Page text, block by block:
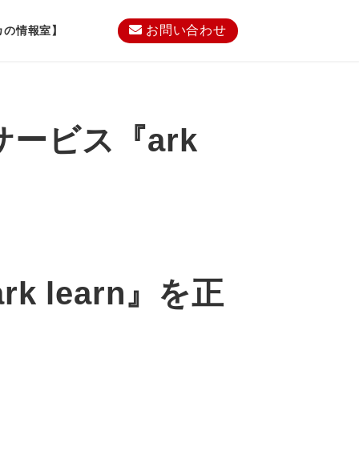
の情報室】 お問い合わせ
ービス『ark
learn』 を正